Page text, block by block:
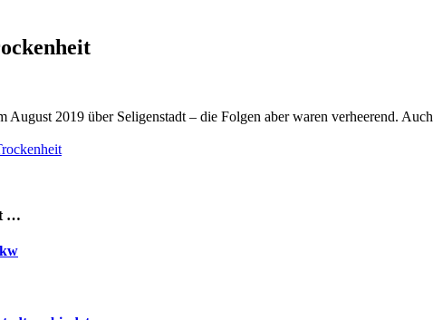
2019 über Seligenstadt – die Folgen aber waren verheerend.
…